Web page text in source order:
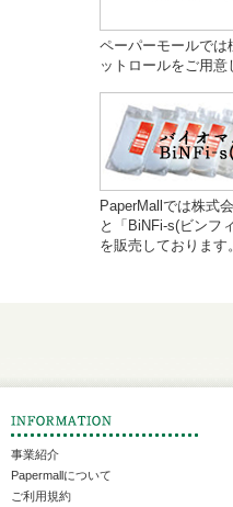
ペーパーモールでは
ットロールをご用意
PaperMallでは株式
と「BiNFi-s(ビンフ
を販売しております。
事業紹介
Papermallについて
ご利用規約